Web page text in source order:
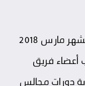
ما عدا دورة مجلس جهة گليميم لشهر مارس 2018
أعضاء فريق
دورات مجالس